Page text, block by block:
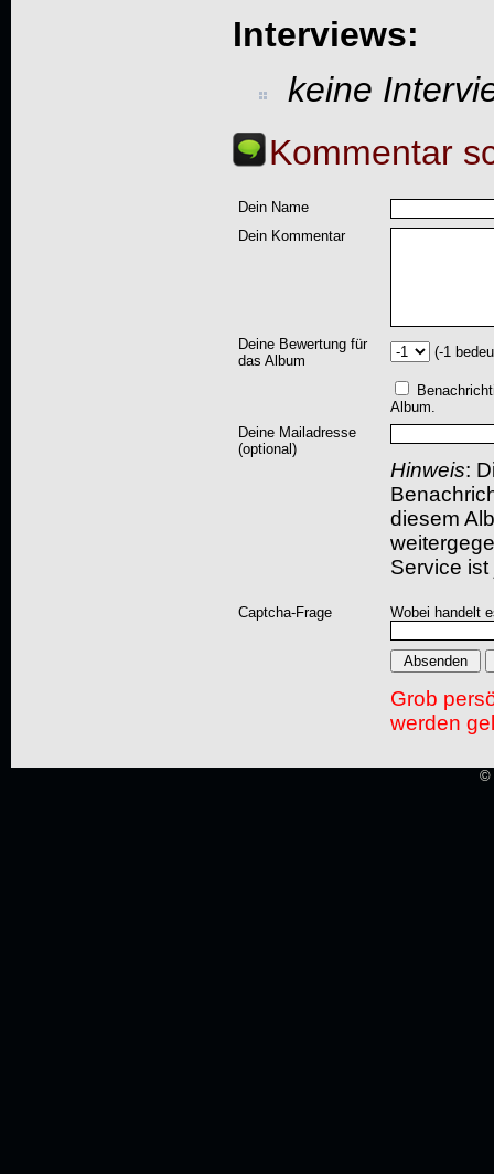
Interviews:
keine
Kommentar
Dein Name
Dein Kommentar
Deine Bewertung für
das Album
(-1
Album.
Deine Mailadresse
(optional)
Hinweis:
diesem
Service
Captcha-Frage Wobei handelt
Grob
werden
©